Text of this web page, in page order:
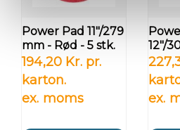
Power Pad 11"/279
mm - Rød - 5 stk.
194,20 Kr. pr.
karton.
ex. moms
12"/
- 5
ex.